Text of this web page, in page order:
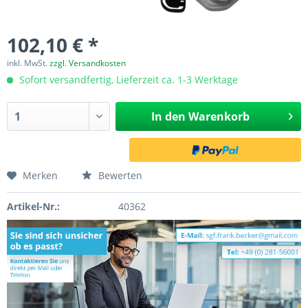
102,10 € *
inkl. MwSt.zzgl. Versandkosten
Sofort versandfertig, Lieferzeit ca. 1-3 Werktage
In den Warenkorb
Merken Bewerten
Artikel-Nr.: 40362